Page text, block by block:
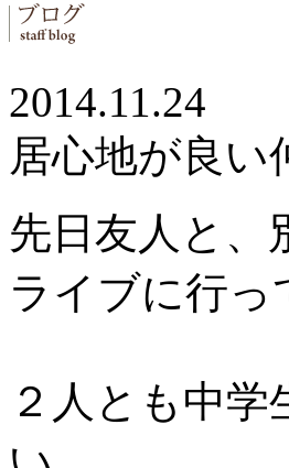
2014.11.24
居心地が良い
先日友人と、
ライブに行
２人とも中